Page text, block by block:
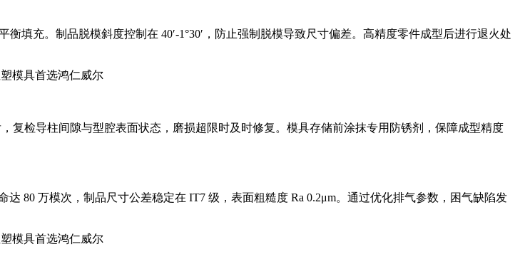
填充。制品脱模斜度控制在 40′-1°30′，防止强制脱模导致尺寸偏差。高精度零件成型后进行退火处
复检导柱间隙与型腔表面状态，磨损超限时及时修复。模具存储前涂抹专用防锈剂，保障成型精度
80 万模次，制品尺寸公差稳定在 IT7 级，表面粗糙度 Ra 0.2μm。通过优化排气参数，困气缺陷发